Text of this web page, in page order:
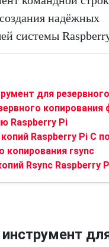
надёжных
системы
для
Raspberry Pi
Raspberry Pi С
копирования rsync
Rsync Raspberry